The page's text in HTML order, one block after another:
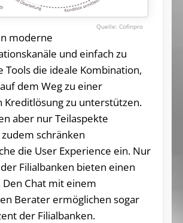
Cofinpro
moderne
und einfach zu
Tools die ideale Kombination,
dem Weg zu einer
Kreditlösung zu unterstützen.
aber nur Teilaspekte
schränken
die User Experience ein. Nur
Filialbanken bieten einen
Den Chat mit einem
Berater ermöglichen sogar
der Filialbanken.